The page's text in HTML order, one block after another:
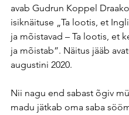
avab Gudrun Koppel
isiknäituse „Ta lootis, et
ja mõistavad – Ta lootis, et
ja mõistab”. Näitus jääb
augustini 2020.
Nii nagu end sabast õgiv
madu jätkab oma saba